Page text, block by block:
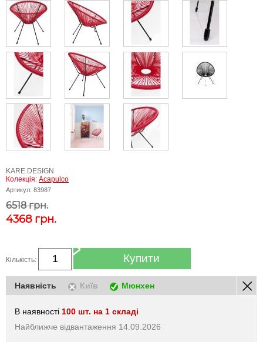
KARE DESIGN
Колекція: Acapulco
Артикул: 83987
6518 грн.
4368 грн.
Кількість: Купити
Наявність Київ Мюнхен
В наявності 100 шт. на 1 складі
Найближче відвантаження 14.09.2026